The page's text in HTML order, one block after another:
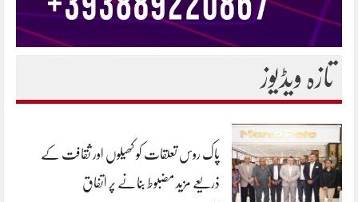
تازہ ویڈیوز
پاک روس تعلقات کو کھیلوں اور ثقافت کے
ذریعے مزید مضبوط بنانے پر اتفاق